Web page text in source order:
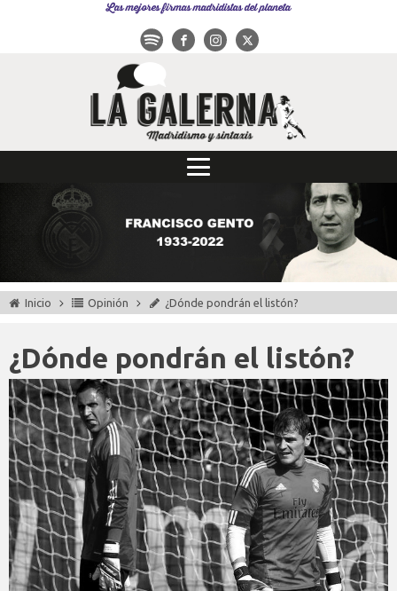
Las mejores firmas madridistas del planeta
Inicio Opinión ¿Dónde pondrán el listón?
¿Dónde pondrán el listón?